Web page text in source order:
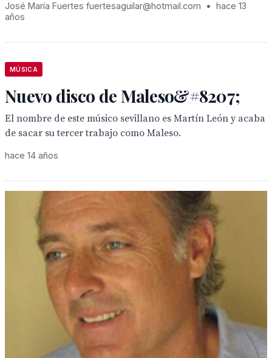
José María Fuertes fuertesaguilar@hotmail.com • hace 13
años
MÚSICA
Nuevo disco de Maleso&#8207;
El nombre de este músico sevillano es Martín León y acaba
de sacar su tercer trabajo como Maleso.
hace 14 años